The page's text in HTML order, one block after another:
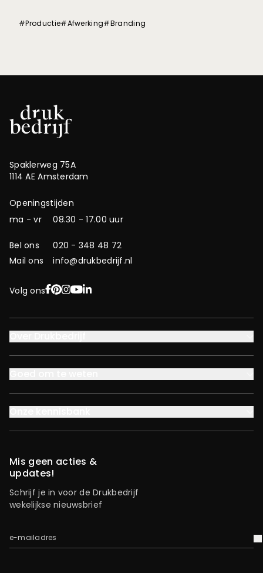
#Productie#Afwerking#Branding
Spaklerweg 75A
1114 AE Amsterdam
Openingstijden
ma - vr
08.30 - 17.00 uur
Bel ons
020 - 348 48 72
Mail ons
info@drukbedrijf.nl
Volg onsFacebook
Pinterest
Instagram
YouTube
LinkedIn
Mis geen acties &
updates!
Schrijf je in voor de Drukbedrijf
wekelijkse nieuwsbrief
e-mailadres